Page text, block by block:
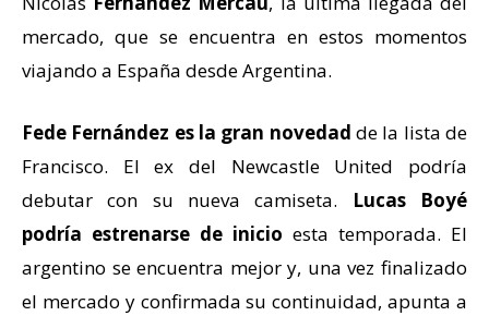
mercado, que se encuentra en estos momentos
viajando a España desde Argentina.
Fede Fernández es la gran novedad de la lista de
Francisco. El ex del Newcastle United podría
debutar con su nueva camiseta.
Lucas Boyé
podría estrenarse de inicio esta temporada. El
argentino se encuentra mejor y, una vez finalizado
el mercado y confirmada su continuidad, apunta a